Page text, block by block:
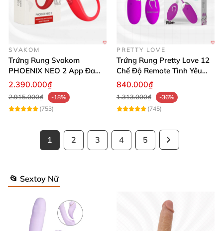
SVAKOM
Trứng Rung Svakom
PHOENIX NEO 2 App Đa
Chức Năng Hấp Dẫn
2.390.000₫
2.915.000₫
-18%
(753)
PRETTY LOVE
Trứng Rung Pretty Love 12
Chế Độ Remote Tình Yêu
Kích Thích
840.000₫
1.313.000₫
-36%
(745)
1 2 3 4 5
📂 Sextoy Nữ